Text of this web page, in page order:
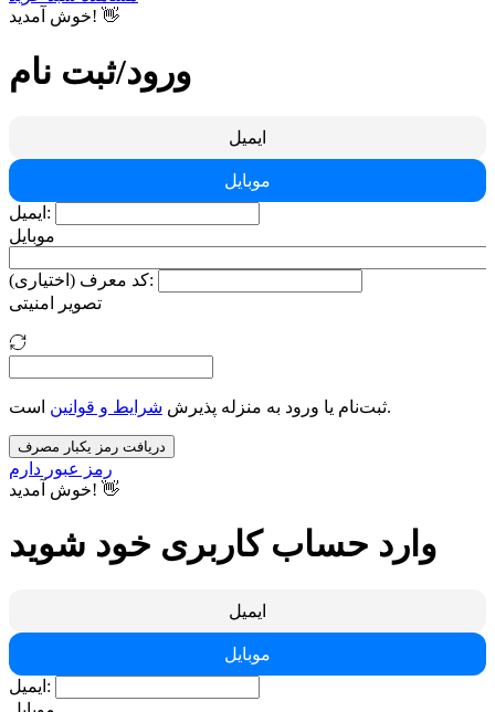
خوش آمدید! 👋
ورود/ثبت نام
ایمیل
موبایل
ایمیل:
موبایل
کد معرف (اختیاری):
تصویر امنیتی
ثبت‌نام یا ورود به منزله پذیرش شرایط و قوانین است.
دریافت رمز یکبار مصرف
رمز عبور دارم
خوش آمدید! 👋
وارد حساب کاربری خود شوید
ایمیل
موبایل
ایمیل: